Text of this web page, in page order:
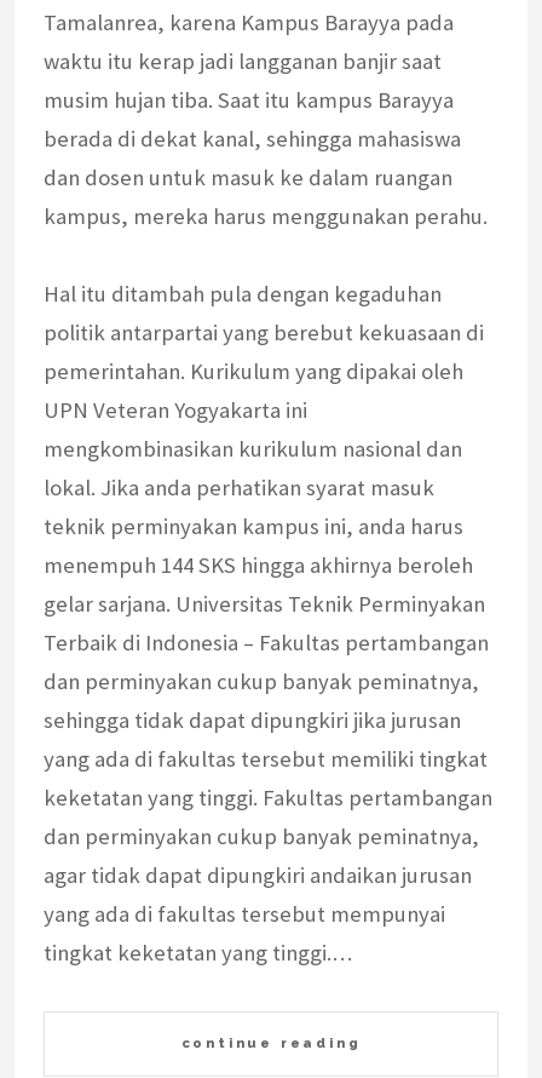
Tamalanrea, karena Kampus Barayya pada
waktu itu kerap jadi langganan banjir saat
musim hujan tiba. Saat itu kampus Barayya
berada di dekat kanal, sehingga mahasiswa
dan dosen untuk masuk ke dalam ruangan
kampus, mereka harus menggunakan perahu.
Hal itu ditambah pula dengan kegaduhan
politik antarpartai yang berebut kekuasaan di
pemerintahan. Kurikulum yang dipakai oleh
UPN Veteran Yogyakarta ini
mengkombinasikan kurikulum nasional dan
lokal. Jika anda perhatikan syarat masuk
teknik perminyakan kampus ini, anda harus
menempuh 144 SKS hingga akhirnya beroleh
gelar sarjana. Universitas Teknik Perminyakan
Terbaik di Indonesia – Fakultas pertambangan
dan perminyakan cukup banyak peminatnya,
sehingga tidak dapat dipungkiri jika jurusan
yang ada di fakultas tersebut memiliki tingkat
keketatan yang tinggi. Fakultas pertambangan
dan perminyakan cukup banyak peminatnya,
agar tidak dapat dipungkiri andaikan jurusan
yang ada di fakultas tersebut mempunyai
tingkat keketatan yang tinggi.…
continue reading